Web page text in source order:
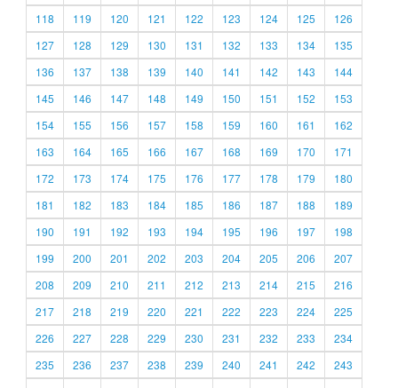
118
119 120 121 122 123 124 125
126
127
128 129 130 131 132 133 134
135
136
137 138 139 140 141 142 143
144
145
146 147 148 149 150 151 152
153
154
155 156 157 158 159 160 161
162
163
164 165 166 167 168 169 170
171
172
173 174 175 176 177 178 179
180
181
182 183 184 185 186 187 188
189
190
191 192 193 194 195 196 197
198
199
200 201 202 203 204 205 206
207
208
209 210 211 212 213 214 215
216
217
218 219 220 221 222 223 224
225
226
227 228 229 230 231 232 233
234
235
236 237 238 239 240 241 242
243